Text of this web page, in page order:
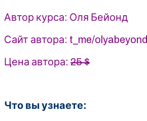
-
Бейонд
Автор курса: Оля Бейонд
Сайт автора: t_me/olyabeyond
Цена автора: 25 $
Что вы узнаете: